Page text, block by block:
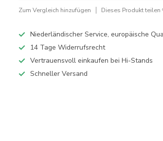
Zum Vergleich hinzufügen Dieses Produkt teilen
Niederländischer Service, europäische
14 Tage Widerrufsrecht
Vertrauensvoll einkaufen bei Hi-Stands
Schneller Versand